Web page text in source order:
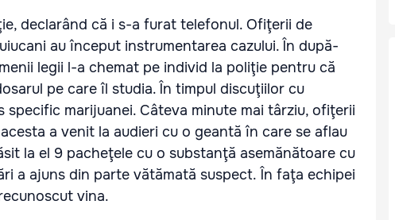
declarând că i s-a furat telefonul. Ofiţerii de
au început instrumentarea cazului. În după-
legii l-a chemat pe individ la poliţie pentru că
pe care îl studia. În timpul discuţiilor cu
marijuanei. Câteva minute mai târziu, ofiţerii
a venit la audieri cu o geantă în care se aflau
la el 9 pacheţele cu o substanţă asemănătoare cu
a ajuns din parte vătămată suspect. În faţa echipei
vina.